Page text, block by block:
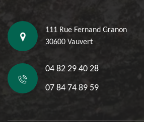
111 Rue Fernand Granon
30600 Vauvert
04 82 29 40 28
07 84 74 89 59